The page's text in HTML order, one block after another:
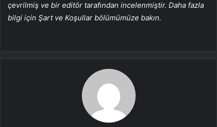
çevrilmiş ve bir editör tarafından incelenmiştir. Daha fazla
bilgi için Şart ve Koşullar bölümümüze bakın.